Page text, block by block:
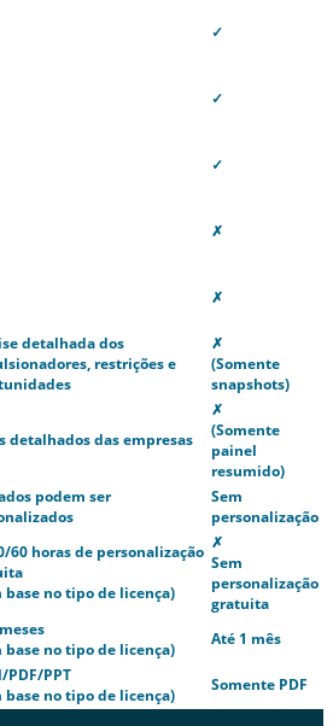
✓
✓
✓
✗
✗
detalhada dos
restrições e
✗
(Somente
snapshots)
detalhados das empresas
✗
(Somente
painel
resumido)
podem ser
Sem
personalização
60 horas de personalização
base no tipo de licença)
✗
Sem
personalização
gratuita
base no tipo de licença)
Até 1 mês
PDF/PPT
base no tipo de licença)
Somente PDF